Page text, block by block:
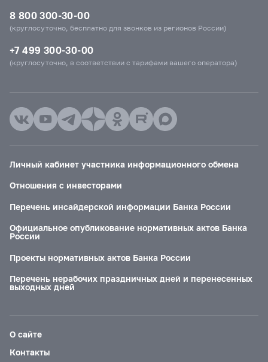
8 800 300-30-00
(круглосуточно, бесплатно для звонков из регионов России)
+7 499 300-30-00
(круглосуточно, в соответствии с тарифами вашего оператора)
Личный кабинет участника информационного обмена
Отношения с инвесторами
Перечень инсайдерской информации Банка России
Официальное опубликование нормативных актов Банка
России
Проекты нормативных актов Банка России
Перечень нерабочих праздничных дней и перенесенных
выходных дней
О сайте
Контакты